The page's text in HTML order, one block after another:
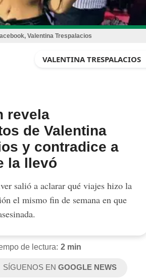
Valentina Trespalacios
VALENTINA TRESPALACIOS
revela
de Valentina
y contradice a
la llevó
salió a aclarar qué viajes hizo la
el mismo fin de semana en que
de lectura: 2 min
SÍGUENOS ENGOOGLE NEWS